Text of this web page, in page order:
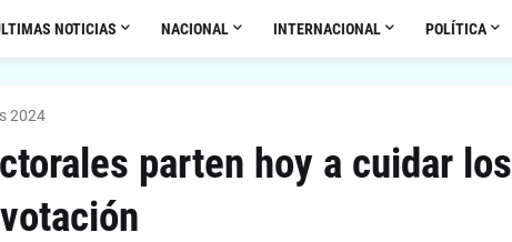
NOTICIAS NACIONAL INTERNACIONAL POLÍTICA
2024
parten hoy a cuidar los